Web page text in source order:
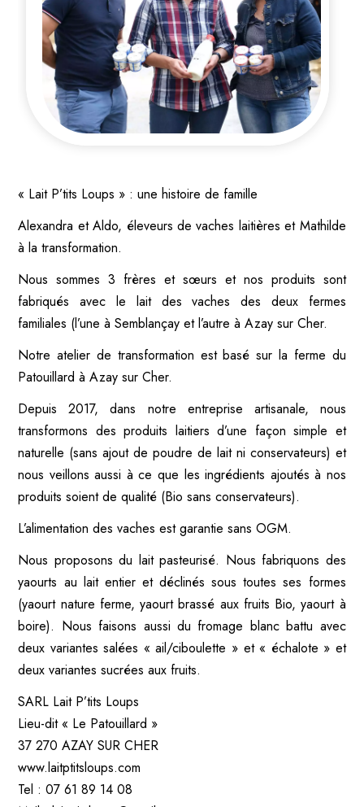
« Lait P’tits Loups » : une histoire de famille
Alexandra et Aldo, éleveurs de vaches laitières et Mathilde
à la transformation.
Nous sommes 3 frères et sœurs et nos produits sont
fabriqués avec le lait des vaches des deux fermes
familiales (l’une à Semblançay et l’autre à Azay sur Cher.
Notre atelier de transformation est basé sur la ferme du
Patouillard à Azay sur Cher.
Depuis 2017, dans notre entreprise artisanale, nous
transformons des produits laitiers d’une façon simple et
naturelle (sans ajout de poudre de lait ni conservateurs) et
nous veillons aussi à ce que les ingrédients ajoutés à nos
produits soient de qualité (Bio sans conservateurs).
L’alimentation des vaches est garantie sans OGM.
Nous proposons du lait pasteurisé. Nous fabriquons des
yaourts au lait entier et déclinés sous toutes ses formes
(yaourt nature ferme, yaourt brassé aux fruits Bio, yaourt à
boire). Nous faisons aussi du fromage blanc battu avec
deux variantes salées « ail/ciboulette » et « échalote » et
deux variantes sucrées aux fruits.
SARL Lait P’tits Loups
Lieu-dit « Le Patouillard »
37 270 AZAY SUR CHER
www.laitptitsloups.com
Tel : 07 61 89 14 08